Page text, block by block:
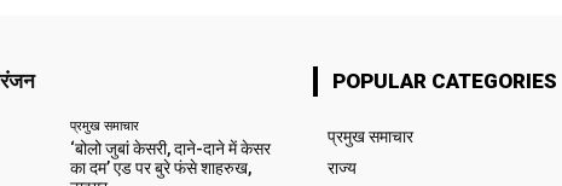
प्रमुख समाचार‎
‘बोलो जुबां केसरी, दाने-दाने में केसर
का दम’ एड पर बुरे फंसे शाहरुख,
POPULAR CATEGORIES
प्रमुख समाचार‎
राज्य